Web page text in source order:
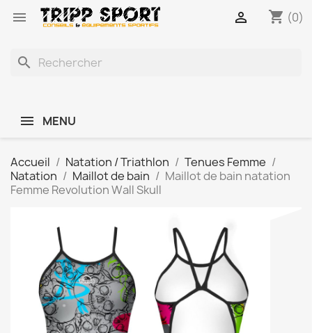
 shopping_cart (0)

search
MENU
Accueil Natation / Triathlon
Tenues Femme
Natation
Maillot de bain
Maillot de bain natation
Femme Revolution Wall Skull